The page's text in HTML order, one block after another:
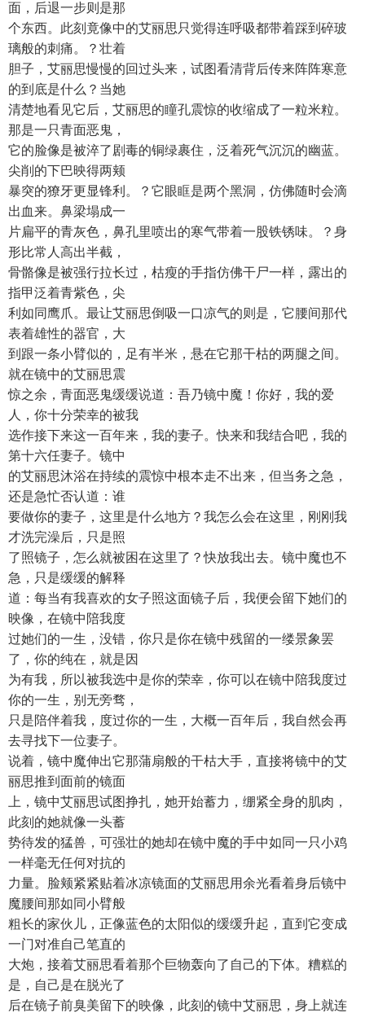
面，后退一步则是那
个东西。此刻竟像中的艾丽思只觉得连呼吸都带着踩到碎玻
璃般的刺痛。？壮着
胆子，艾丽思慢慢的回过头来，试图看清背后传来阵阵寒意
的到底是什么？当她
清楚地看见它后，艾丽思的瞳孔震惊的收缩成了一粒米粒。
那是一只青面恶鬼，
它的脸像是被淬了剧毒的铜绿裹住，泛着死气沉沉的幽蓝。
尖削的下巴映得两颊
暴突的獠牙更显锋利。？它眼眶是两个黑洞，仿佛随时会滴
出血来。鼻梁塌成一
片扁平的青灰色，鼻孔里喷出的寒气带着一股铁锈味。？身
形比常人高出半截，
骨骼像是被强行拉长过，枯瘦的手指仿佛干尸一样，露出的
指甲泛着青紫色，尖
利如同鹰爪。最让艾丽思倒吸一口凉气的则是，它腰间那代
表着雄性的器官，大
到跟一条小臂似的，足有半米，悬在它那干枯的两腿之间。
就在镜中的艾丽思震
惊之余，青面恶鬼缓缓说道：吾乃镜中魔！你好，我的爱
人，你十分荣幸的被我
选作接下来这一百年来，我的妻子。快来和我结合吧，我的
第十六任妻子。镜中
的艾丽思沐浴在持续的震惊中根本走不出来，但当务之急，
还是急忙否认道：谁
要做你的妻子，这里是什么地方？我怎么会在这里，刚刚我
才洗完澡后，只是照
了照镜子，怎么就被困在这里了？快放我出去。镜中魔也不
急，只是缓缓的解释
道：每当有我喜欢的女子照这面镜子后，我便会留下她们的
映像，在镜中陪我度
过她们的一生，没错，你只是你在镜中残留的一缕景象罢
了，你的纯在，就是因
为有我，所以被我选中是你的荣幸，你可以在镜中陪我度过
你的一生，别无旁骛，
只是陪伴着我，度过你的一生，大概一百年后，我自然会再
去寻找下一位妻子。
说着，镜中魔伸出它那蒲扇般的干枯大手，直接将镜中的艾
丽思推到面前的镜面
上，镜中艾丽思试图挣扎，她开始蓄力，绷紧全身的肌肉，
此刻的她就像一头蓄
势待发的猛兽，可强壮的她却在镜中魔的手中如同一只小鸡
一样毫无任何对抗的
力量。脸颊紧紧贴着冰凉镜面的艾丽思用余光看着身后镜中
魔腰间那如同小臂般
粗长的家伙儿，正像蓝色的太阳似的缓缓升起，直到它变成
一门对准自己笔直的
大炮，接着艾丽思看着那个巨物轰向了自己的下体。糟糕的
是，自己是在脱光了
后在镜子前臭美留下的映像，此刻的镜中艾丽思，身上就连